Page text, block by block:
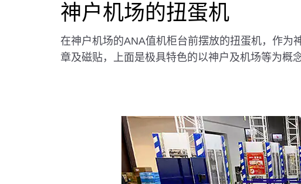
神户机场的扭蛋机
在神户机场的ANA值机柜台前摆放的扭蛋机，作为
章及磁贴，上面是极具特色的以神户及机场等为概